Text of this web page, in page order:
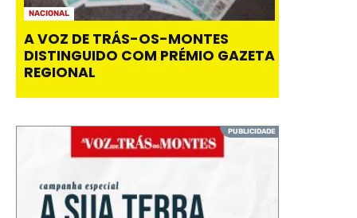
NACIONAL
A VOZ DE TRÁS-OS-MONTES
DISTINGUIDO COM PRÉMIO GAZETA
REGIONAL